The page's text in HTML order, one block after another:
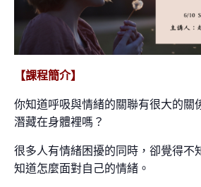
【課程簡介】
你知道呼吸與情緒的關聯有很大的關
潛藏在身體裡嗎？
很多人有情緒困擾的同時，卻覺得不
知道怎麼面對自己的情緒。